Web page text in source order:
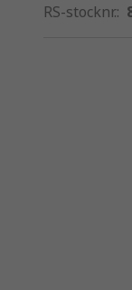
RS-stocknr.: